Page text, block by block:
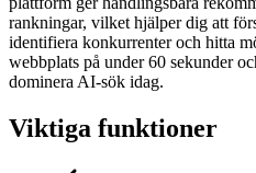
rankningar, vilket hjälper dig att
identifiera konkurrenter och hitta
webbplats på under 60 sekunder
dominera AI-sök idag.
Viktiga funktioner